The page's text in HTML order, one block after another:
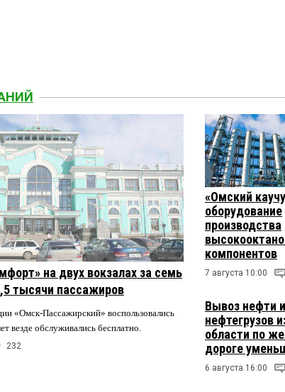
на двух вокзалах за семь
тысячи пассажиров
«Омск-Пассажирский» воспользовались
везде обслуживались бесплатно.
232
«Омский
оборудование
производства
компонентов
7 августа 10:00
Вывоз нефти и
нефтегрузов
области по
дороге
6 августа 16:00